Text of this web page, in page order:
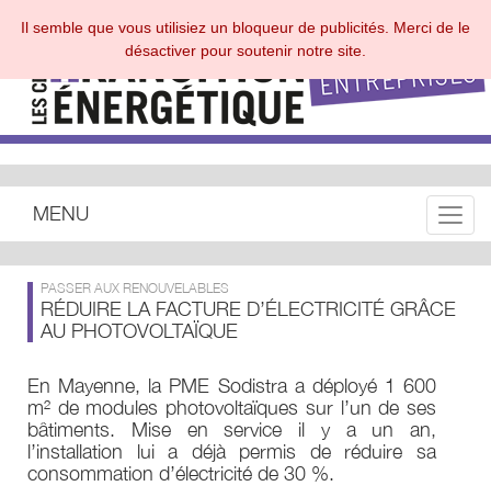
MENU
PASSER AUX RENOUVELABLES
RÉDUIRE LA FACTURE D’ÉLECTRICITÉ GRÂCE
AU PHOTOVOLTAÏQUE
En Mayenne, la PME Sodistra a déployé 1 600
m² de modules photovoltaïques sur l’un de ses
bâtiments. Mise en service il y a un an,
l’installation lui a déjà permis de réduire sa
consommation d’électricité de 30 %.
Il semble que vous utilisiez un bloqueur de publicités. Merci de le
désactiver pour soutenir notre site.